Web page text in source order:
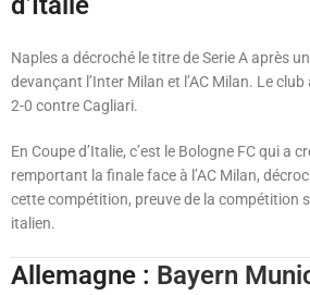
Naples a décroché le titre de Serie A après
devançant l’Inter Milan et l’AC Milan. Le
2-0 contre Cagliari.
En Coupe d’Italie, c’est le Bologne FC qui a
remportant la finale face à l’AC Milan,
cette compétition, preuve de la compétition
italien.
Allemagne : Bayern